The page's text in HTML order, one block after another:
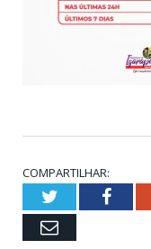
COMPARTILHAR:
Twitter
Email